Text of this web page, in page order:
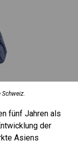
Schweiz.
fünf Jahren als
der
Asiens